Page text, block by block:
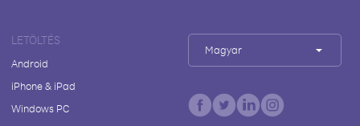
LETÖLTÉS
Android
iPhone & iPad
Windows PC
Magyar